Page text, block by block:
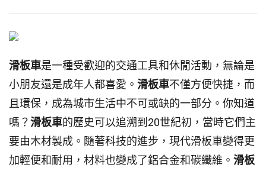
滑板車是一種受歡迎的交通工具和休閒活動，無論是
小朋友還是成年人都喜愛。 滑板車不僅方便快捷，而
且環保，成為城市生活中不可或缺的一部分。你知道
嗎？滑板車的歷史可以追溯到20世紀初，當時它們主
要由木材製成。隨著科技的進步，現代滑板車變得更
加輕便和耐用，材料也變成了鋁合金和碳纖維。 滑板